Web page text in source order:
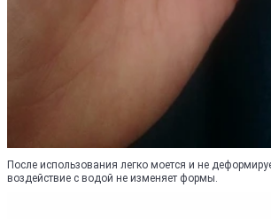
После использования легко моется и не
воздействие с водой не изменяет формы.